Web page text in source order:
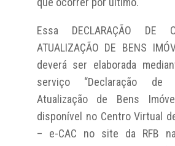
Essa DECLARAÇÃO DE
ATUALIZAÇÃO DE BENS
deverá ser elaborada
serviço “Declaração de
Atualização de Bens
disponível no Centro Virtual
– e-CAC no site da RFB